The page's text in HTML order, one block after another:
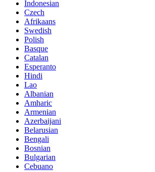
Indonesian
Czech
Afrikaans
Swedish
Polish
Basque
Catalan
Esperanto
Hindi
Lao
Albanian
Amharic
Armenian
Azerbaijani
Belarusian
Bengali
Bosnian
Bulgarian
Cebuano